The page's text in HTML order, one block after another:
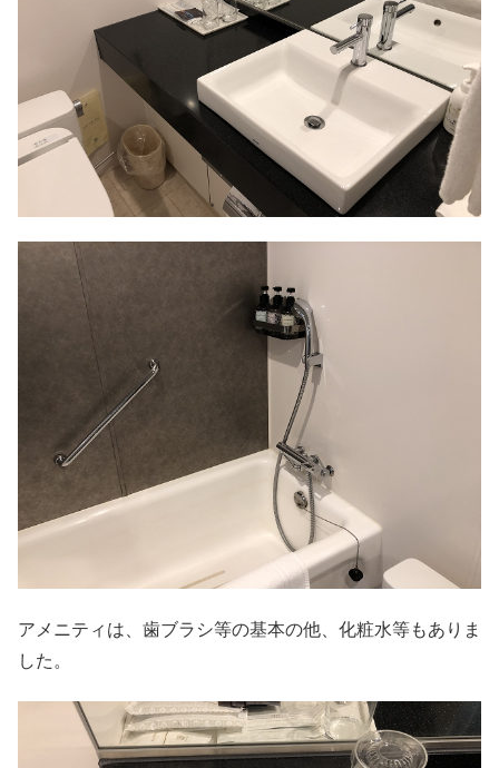
アメニティは、歯ブラシ等の基本の他、化粧水等もありま
した。